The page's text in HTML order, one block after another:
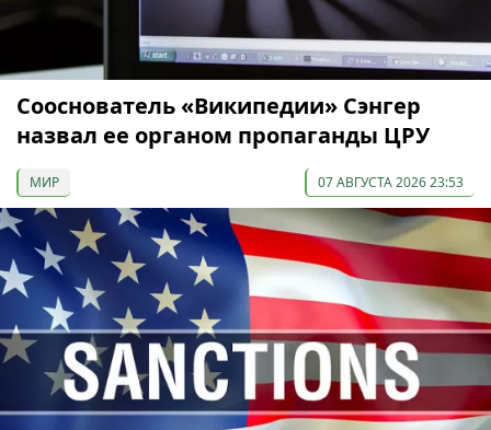
Сооснователь «Википедии» Сэнгер
назвал ее органом пропаганды ЦРУ
МИР 07 АВГУСТА 2026 23:53